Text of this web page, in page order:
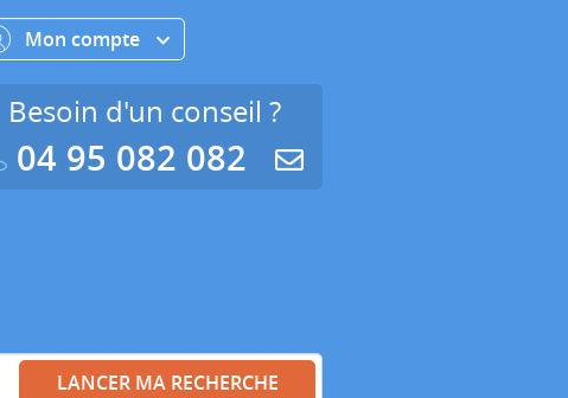
Mon compte
Besoin d'un conseil ?
04 95 082 082